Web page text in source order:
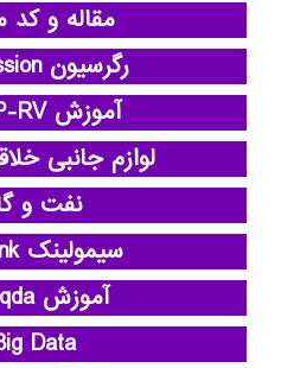
مقاله و کد
رگرسیون regression
آموزش EMTP-RV
لوازم جانبی
نفت و
سیمولینک simulink
آموزش maxqda
Data